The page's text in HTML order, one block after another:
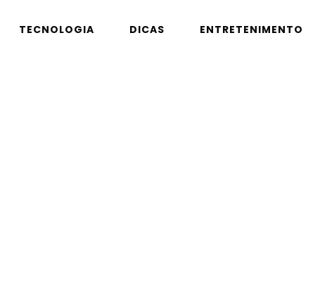
TECNOLOGIA DICAS ENTRETENIMENTO